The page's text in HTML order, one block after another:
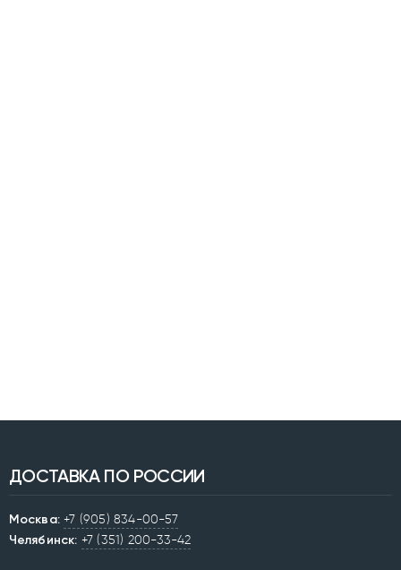
ДОСТАВКА ПО РОССИИ
Москва: +7 (905) 834-00-57
Челябинск: +7 (351) 200-33-42